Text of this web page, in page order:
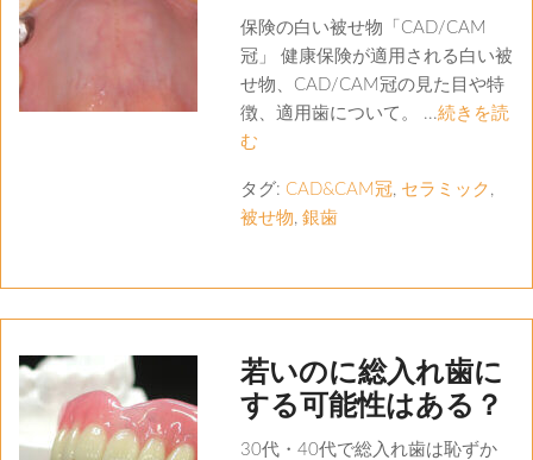
保険の白い被せ物「CAD/CAM
冠」 健康保険が適用される白い被
せ物、CAD/CAM冠の見た目や特
徴、適用歯について。 ...続きを読
む
タグ: CAD&CAM冠, セラミック ,
被せ物, 銀歯
若いのに総入れ歯に
する可能性はある？
30代・40代で総入れ歯は恥ずか